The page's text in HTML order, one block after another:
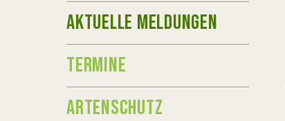
AKTUELLE MELDUNGEN
TERMINE
ARTENSCHUTZ